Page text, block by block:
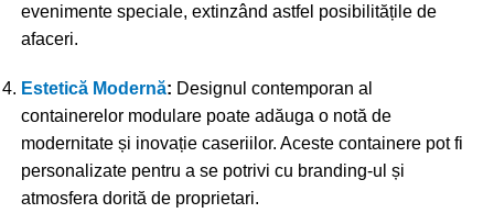
evenimente speciale, extinzând astfel posibilitățile de
afaceri.
Estetică Modernă: Designul contemporan al
containerelor modulare poate adăuga o notă de
modernitate și inovație caseriilor. Aceste containere pot fi
personalizate pentru a se potrivi cu branding-ul și
atmosfera dorită de proprietari.